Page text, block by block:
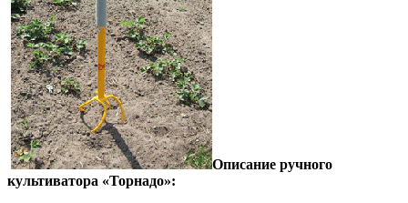
Описание ручного
культиватора «Торнадо»: